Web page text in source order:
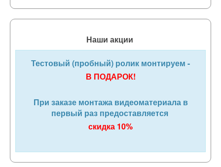
Наши акции
Тестовый (пробный) ролик монтируем -
В ПОДАРОК!
При заказе монтажа видеоматериала в
первый раз предоставляется
скидка 10%